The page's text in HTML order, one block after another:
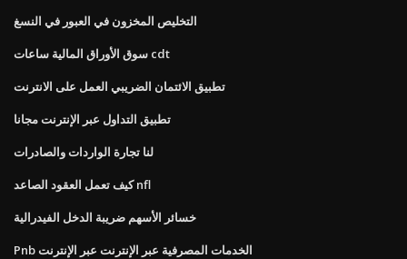
التخليص المخزون في العبور في النسغ
سوق الأوراق المالية ساعات cdt
تطبيق الائتمان الضريبي العمل على الانترنت
تطبيق التداول عبر الإنترنت مجانا
لنا تجارة الواردات والصادرات
كيف تعمل العقود الصاعد nfl
خسائر الأسهم ضريبة الدخل الفيدرالية
Pnb الخدمات المصرفية عبر الإنترنت عبر الإنترنت